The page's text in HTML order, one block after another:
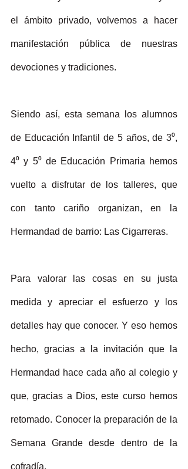
el ámbito privado, volvemos a hacer
manifestación pública de nuestras
devociones y tradiciones.
Siendo así, esta semana los alumnos
de Educación Infantil de 5 años, de 3⁰,
4⁰ y 5⁰ de Educación Primaria hemos
vuelto a disfrutar de los talleres, que
con tanto cariño organizan, en la
Hermandad de barrio: Las Cigarreras.
Para valorar las cosas en su justa
medida y apreciar el esfuerzo y los
detalles hay que conocer. Y eso hemos
hecho, gracias a la invitación que la
Hermandad hace cada año al colegio y
que, gracias a Dios, este curso hemos
retomado. Conocer la preparación de la
Semana Grande desde dentro de la
cofradía.